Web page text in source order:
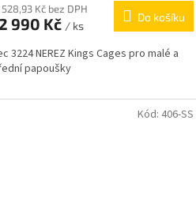
528,93 Kč bez DPH
990 Kč / ks
Do košíku
3224 NEREZ Kings Cages pro malé a
papoušky
Kód: 406-SS